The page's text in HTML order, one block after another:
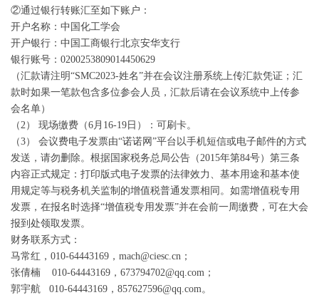
②通过银行转账汇至如下账户：
开户名称：中国化工学会
开户银行：中国工商银行北京安华支行
银行账号：0200253809014450629
（汇款请注明“SMC2023-姓名”并在会议注册系统上传汇款凭证；汇
款时如果一笔款包含多位参会人员，汇款后请在会议系统中上传参
会名单）
（2） 现场缴费（6月16-19日）：可刷卡。
（3） 会议费电子发票由“诺诺网”平台以手机短信或电子邮件的方式
发送，请勿删除。根据国家税务总局公告（2015年第84号）第三条
内容正式规定：打印版式电子发票的法律效力、基本用途和基本使
用规定等与税务机关监制的增值税普通发票相同。如需增值税专用
发票，在报名时选择“增值税专用发票”并在会前一周缴费，可在大会
报到处领取发票。
财务联系方式：
马常红，010-64443169，mach@ciesc.cn；
张倩楠 010-64443169，673794702@qq.com；
郭宇航 010-64443169，857627596@qq.com。